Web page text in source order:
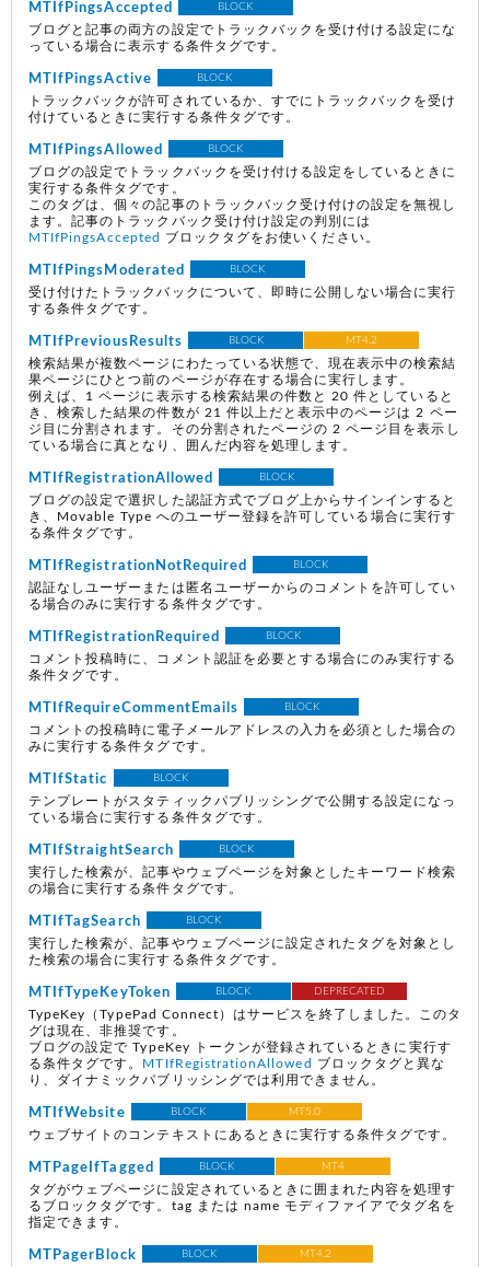
MTIfPingsAccepted BLOCK
ブログと記事の両方の設定でトラックバックを受け付ける設定にな
っている場合に表示する条件タグです。
MTIfPingsActive BLOCK
トラックバックが許可されているか、すでにトラックバックを受け
付けているときに実行する条件タグです。
MTIfPingsAllowed BLOCK
ブログの設定でトラックバックを受け付ける設定をしているときに
実行する条件タグです。
このタグは、個々の記事のトラックバック受け付けの設定を無視し
ます。記事のトラックバック受け付け設定の判別には
MTIfPingsAccepted
ブロックタグをお使いください。
MTIfPingsModerated BLOCK
受け付けたトラックバックについて、即時に公開しない場合に実行
する条件タグです。
MTIfPreviousResults BLOCK MT4.2
検索結果が複数ページにわたっている状態で、現在表示中の検索結
果ページにひとつ前のページが存在する場合に実行します。
例えば、1 ページに表示する検索結果の件数と 20 件としていると
き、検索した結果の件数が 21 件以上だと表示中のページは 2 ペー
ジ目に分割されます。その分割されたページの 2 ページ目を表示し
ている場合に真となり、囲んだ内容を処理します。
MTIfRegistrationAllowed BLOCK
ブログの設定で選択した認証方式でブログ上からサインインすると
き、Movable Type へのユーザー登録を許可している場合に実行す
る条件タグです。
MTIfRegistrationNotRequired BLOCK
認証なしユーザーまたは匿名ユーザーからのコメントを許可してい
る場合のみに実行する条件タグです。
MTIfRegistrationRequired BLOCK
コメント投稿時に、コメント認証を必要とする場合にのみ実行する
条件タグです。
MTIfRequireCommentEmails BLOCK
コメントの投稿時に電子メールアドレスの入力を必須とした場合の
みに実行する条件タグです。
MTIfStatic BLOCK
テンプレートがスタティックパブリッシングで公開する設定になっ
ている場合に実行する条件タグです。
MTIfStraightSearch BLOCK
実行した検索が、記事やウェブページを対象としたキーワード検索
の場合に実行する条件タグです。
MTIfTagSearch BLOCK
実行した検索が、記事やウェブページに設定されたタグを対象とし
た検索の場合に実行する条件タグです。
MTIfTypeKeyToken BLOCK DEPRECATED
TypeKey（TypePad Connect）はサービスを終了しました。このタ
グは現在、非推奨です。
ブログの設定で TypeKey トークンが登録されているときに実行す
る条件タグです。
MTIfRegistrationAllowed
ブロックタグと異な
り、ダイナミックパブリッシングでは利用できません。
MTIfWebsite BLOCK MT5.0
ウェブサイトのコンテキストにあるときに実行する条件タグです。
MTPageIfTagged BLOCK MT4
タグがウェブページに設定されているときに囲まれた内容を処理す
るブロックタグです。tag または name モディファイアでタグ名を
指定できます。
MTPagerBlock BLOCK MT4.2